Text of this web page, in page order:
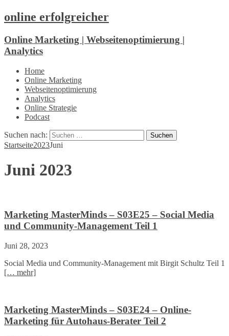
online erfolgreicher
Online Marketing | Webseitenoptimierung |
Analytics
Home
Online Marketing
Webseitenoptimierung
Analytics
Online Strategie
Podcast
Suchen nach:
Startseite2023Juni
Juni 2023
Marketing MasterMinds – S03E25 – Social Media
und Community-Management Teil 1
Juni 28, 2023
Social Media und Community-Management mit Birgit Schultz Teil 1
[… mehr]
Marketing MasterMinds – S03E24 – Online-
Marketing für Autohaus-Berater Teil 2